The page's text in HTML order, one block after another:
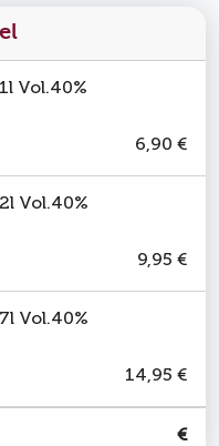
Vol.40%
6,90 €
Vol.40%
9,95 €
Vol.40%
14,95 €
€